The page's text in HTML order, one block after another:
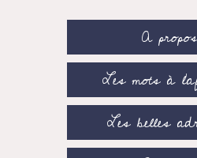
A propos
Les mots à
Les belles